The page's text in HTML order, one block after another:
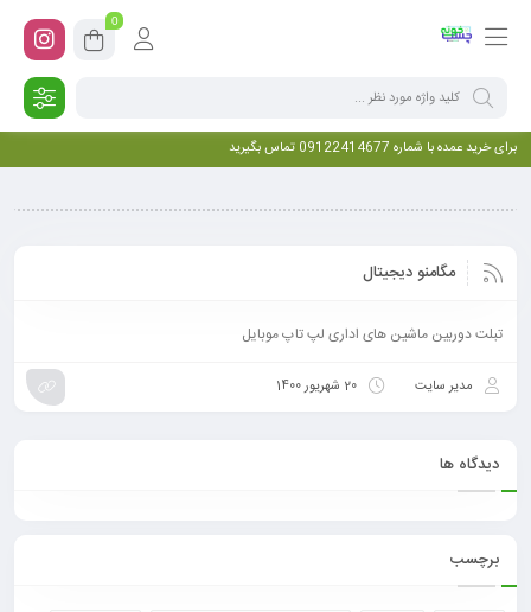
0
برای خرید عمده با شماره 09122414677 تماس بگیرید
مگامنو دیجیتال
تبلت دوربین ماشین های اداری لپ تاپ موبایل
مدیر سایت 20 شهریور 1400
دیدگاه ها
برچسب